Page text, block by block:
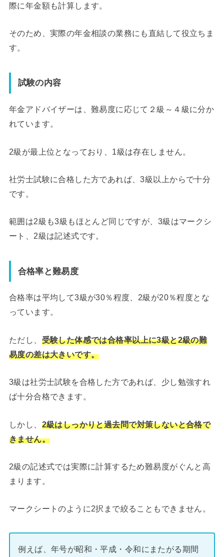
際に年金額も計算します。
そのため、実際の年金相談の業務にも直結して役立ちま
す。
試験の内容
年金アドバイザーは、難易度に応じて２級～４級に分か
れています。
2級が最上位となっており、1級は存在しません。
社労士試験に合格した方であれば、3級以上からで十分
です。
範囲は2級も3級もほとんど同じですが、3級はマークシ
ート、2級は記述式です。
合格率と難易度
合格率は平均して3級が30％程度、2級が20％程度とな
っています。
ただし、 受験した体感では合格率以上に3級と2級の難
易度の差は大きいです。
3級は社労士試験を合格した方であれば、少し勉強すれ
ば十分合格できます。
しかし、 2級はしっかりと過去問で対策しないと合格で
きません。
2級の記述式では実際に計算するため難易度がぐんと高
まります。
マークシートのように2択まで絞ることもできません。
例えば、年号が昭和・平成・令和にまたがる期間